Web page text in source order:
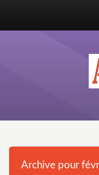
Archive pour